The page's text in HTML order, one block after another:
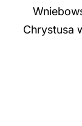
Chrystusa